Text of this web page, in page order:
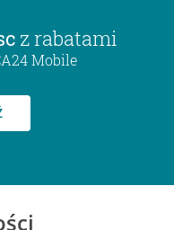
z rabatami
Mobile